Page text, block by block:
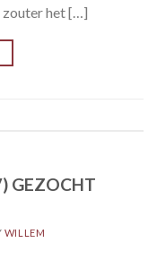
zouter het […]
GEZOCHT
WILLEM